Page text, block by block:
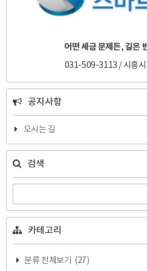
어떤 세금 문제든, 길은
031-509-3113 / 시흥시
공지사항
오시는 길
검색
카테고리
분류 전체보기
(27)